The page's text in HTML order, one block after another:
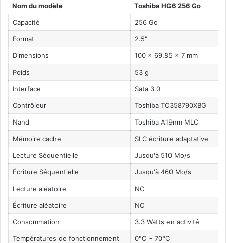
Nom du modèle Toshiba HG6 256 Go
Capacité 256 Go
Format 2.5"
Dimensions 100 x 69.85 x 7 mm
Poids 53 g
Interface Sata 3.0
Contrôleur Toshiba TC358790XBG
Nand Toshiba A19nm MLC
Mémoire cache SLC écriture adaptative
Lecture Séquentielle Jusqu'à 510 Mo/s
Écriture Séquentielle Jusqu'à 460 Mo/s
Lecture aléatoire NC
Écriture aléatoire NC
Consommation 3.3 Watts en activité
Températures de fonctionnement 0°C ~ 70°C